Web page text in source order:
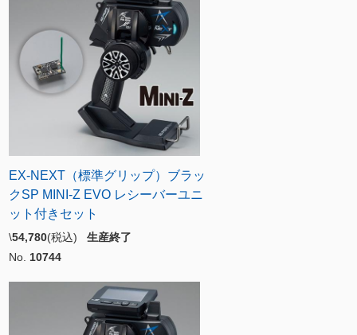
EX-NEXT（標準グリップ）ブラッ
クSP MINI-Z EVO レシーバーユニ
ット付きセット
\54,780(税込) 生産終了
No. 10744